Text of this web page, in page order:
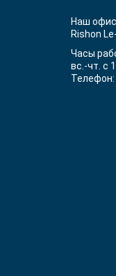
Наш
Rishon
Часы
вс.-чт. с
Телефон: